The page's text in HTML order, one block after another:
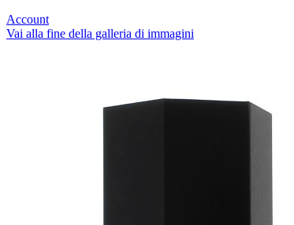
Account
Vai alla fine della galleria di immagini